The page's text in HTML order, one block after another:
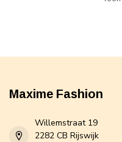
Maxime Fashion
Willemstraat 19
2282 CB Rijswijk